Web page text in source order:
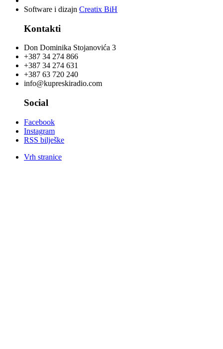
Software i dizajn Creatix BiH
Kontakti
Don Dominika Stojanovića 3
+387 34 274 866
+387 34 274 631
+387 63 720 240
info@kupreskiradio.com
Social
Facebook
Instagram
RSS bilješke
Vrh stranice